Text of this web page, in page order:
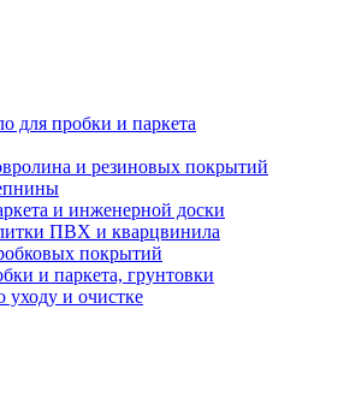
для пробки и паркета
и резиновых покрытий
и инженерной доски
ПВХ и кварцвинила
покрытий
и паркета, грунтовки
уходу и очистке